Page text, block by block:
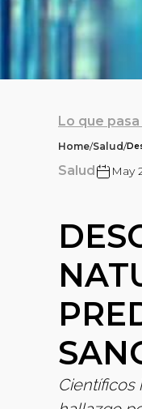
Lo que
Home/Salud/
Salud May
Científicos